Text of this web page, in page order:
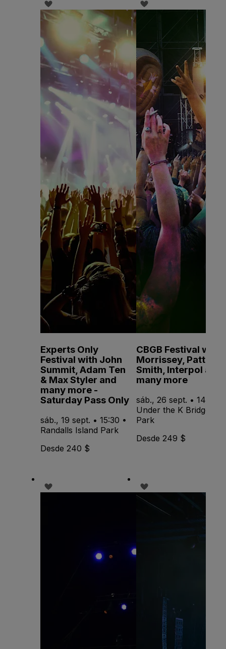
Experts Only
Festival with John
Summit, Adam Ten
& Max Styler and
many more -
Saturday Pass Only
sáb., 19 sept. • 15:30 •
Randalls Island Park
Desde 240 $
CBGB Festival with
Morrissey, Patti
Smith, Interpol and
many more
sáb., 26 sept. • 14:00 •
Under the K Bridge
Park
Desde 249 $